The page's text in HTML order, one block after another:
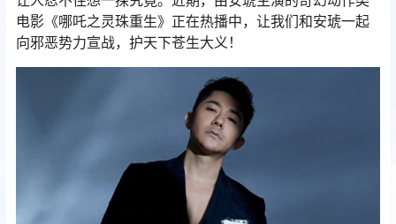
电影《哪吒之灵珠重生》正在热播中，让我们和安琥一起
向邪恶势力宣战，护天下苍生大义！